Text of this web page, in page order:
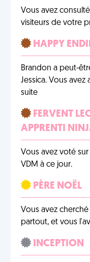
Vous avez
visiteurs de votre
HAPPY
Brandon a peut-
Jessica. Vous avez
suite
FERVENT
APPRENTI
Vous avez voté
VDM à ce jour.
PÈRE NOËL
Vous avez
partout, et vous
INCEPTION